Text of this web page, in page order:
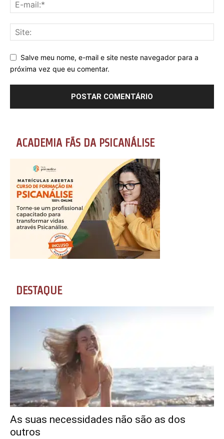
Salve meu nome, e-mail e site neste navegador para a
próxima vez que eu comentar.
ACADEMIA FÃS DA PSICANÁLISE
DESTAQUE
As suas necessidades não são as dos
outros